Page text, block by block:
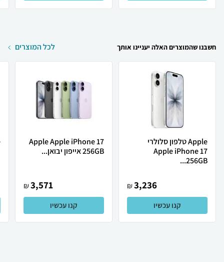
חשבנו שהמוצרים האלה יעניינו אותך לכל המוצרים
Apple טלפון סלולרי
Apple iPhone 17
256GB...
3,236
₪
קנו עכשיו
Apple Apple iPhone 17
256GB אייפון יבואן...
3,571
₪
קנו עכשיו